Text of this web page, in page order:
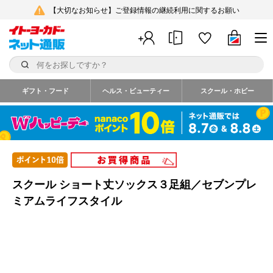
【大切なお知らせ】ご登録情報の継続利用に関するお願い
ギフト・フード ヘルス・ビューティー スクール・ホビー
スクール ショート丈ソックス３足組／セブンプレ
ミアムライフスタイル